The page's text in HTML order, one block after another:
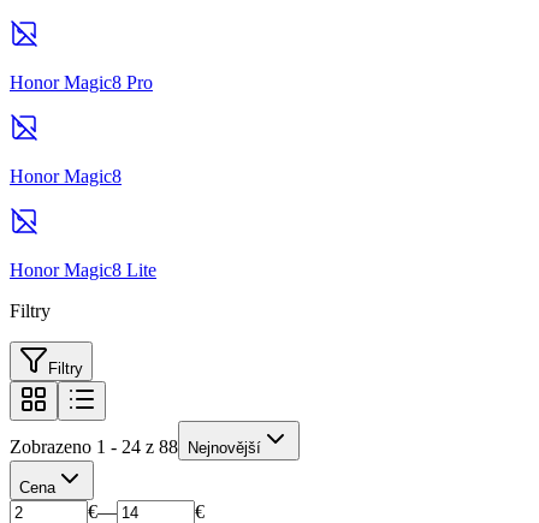
Honor Magic8 Pro
Honor Magic8
Honor Magic8 Lite
Filtry
Filtry
Zobrazeno 1 - 24 z 88 Nejnovější
Cena
€— €